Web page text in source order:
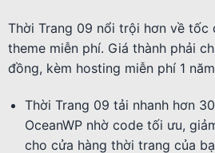
Thời Trang 09 nổi trội hơn về tốc
theme miễn phí. Giá thành phải
đồng, kèm hosting miễn phí 1
Thời Trang 09 tải nhanh hơn
OceanWP nhờ code tối ưu,
cho cửa hàng thời trang của